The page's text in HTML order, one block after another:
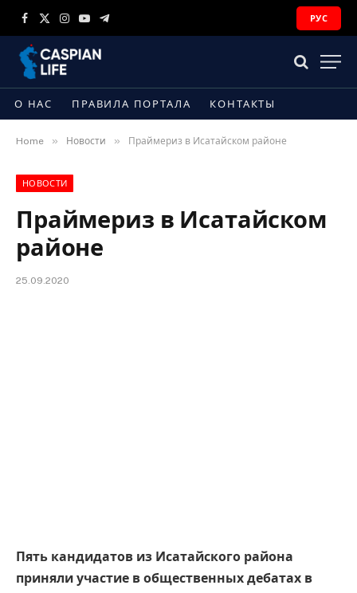
Facebook
X
Instagram
YouTubeTelegram
РУС
О НАС ПРАВИЛА ПОРТАЛА КОНТАКТЫ
Home » Новости » Праймериз в Исатайском районе
НОВОСТИ
Праймериз в Исатайском
районе
25.09.2020
Пять кандидатов из Исатайского района
приняли участие в общественных дебатах в